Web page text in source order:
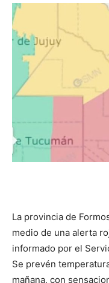
La provincia de
medio de una alerta
informado por el
Se prevén
mañana, con